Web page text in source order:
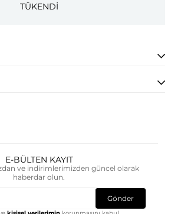
TÜKENDİ
E-BÜLTEN KAYIT
ve indirimlerimizden güncel olarak
haberdar olun.
Gönder